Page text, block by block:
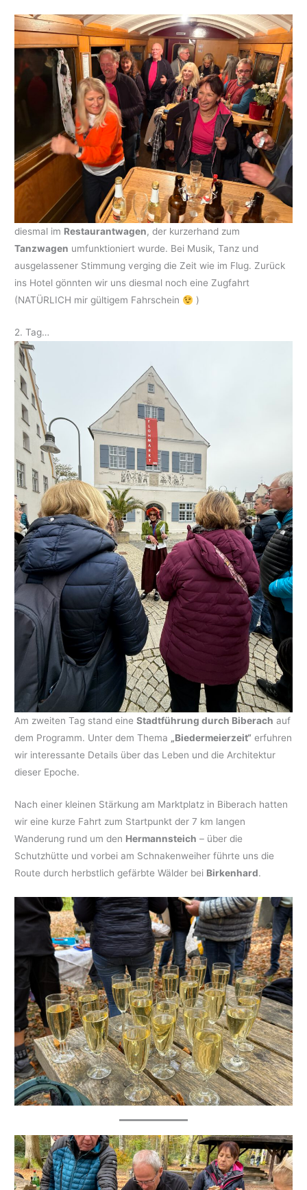
diesmal im Restaurantwagen, der kurzerhand zum
Tanzwagen umfunktioniert wurde. Bei Musik, Tanz und
ausgelassener Stimmung verging die Zeit wie im Flug. Zurück
ins Hotel gönnten wir uns diesmal noch eine Zugfahrt
(NATÜRLICH mir gültigem Fahrschein
)
2. Tag…
Am zweiten Tag stand eineStadtführung durch Biberach auf
dem Programm. Unter dem Thema „Biedermeierzeit“ erfuhren
wir interessante Details über das Leben und die Architektur
dieser Epoche.
Nach einer kleinen Stärkung am Marktplatz in Biberach hatten
wir eine kurze Fahrt zum Startpunkt der 7 km langen
Wanderung rund um den Hermannsteich – über die
Schutzhütte und vorbei am Schnakenweiher führte uns die
Route durch herbstlich gefärbte Wälder bei Birkenhard.